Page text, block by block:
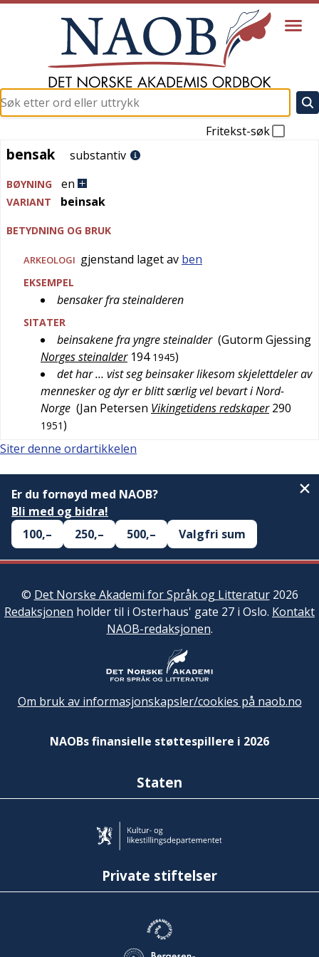
Fritekst-søk
bensak
bensak substantiv
BØYNING en
VARIANT beinsak
BETYDNING OG BRUK
ARKEOLOGI gjenstand laget av ben
EKSEMPEL
bensaker fra steinalderen
SITATER
beinsakene fra yngre steinalder (Gutorm Gjessing
Norges steinalder 194 1945)
det har … vist seg beinsaker likesom skjelettdeler av
mennesker og dyr er blitt særlig vel bevart i Nord-
Norge (Jan Petersen Vikingetidens redskaper 290
1951)
Siter denne ordartikkelen
Er du fornøyd med NAOB?
Bli med og bidra!
100,–
250,– 500,– Valgfri sum
© Det Norske Akademi for Språk og Litteratur2026
Redaksjonen holder til i Osterhaus' gate 27 i Oslo. Kontakt
NAOB-redaksjonen.
Om bruk av informasjonskapsler/cookies på naob.no
NAOBs finansielle støttespillere i 2026
Staten
Private stiftelser